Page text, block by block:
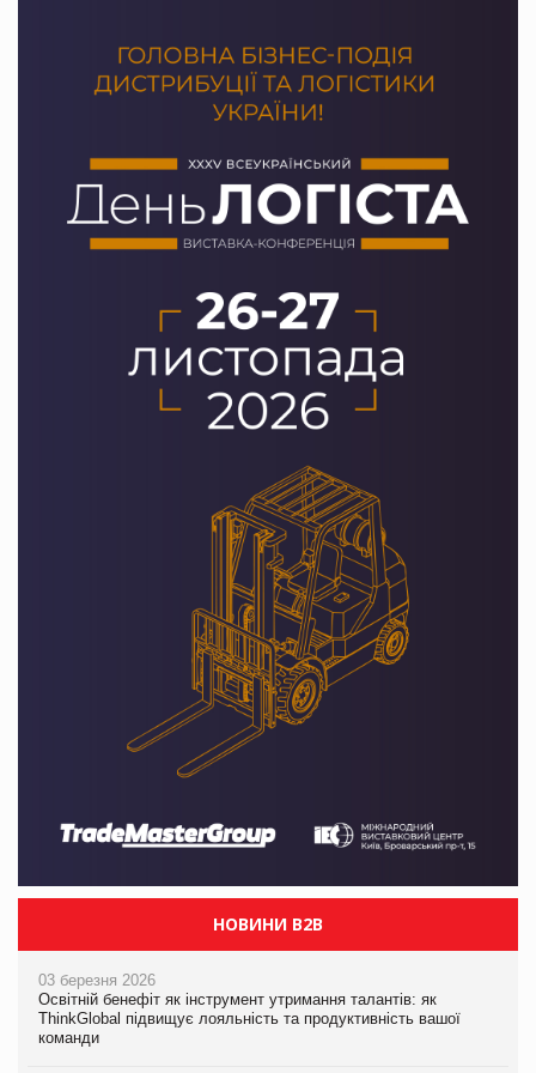
НОВИНИ B2B
03 березня 2026
Освітній бенефіт як інструмент утримання талантів: як
ThinkGlobal підвищує лояльність та продуктивність вашої
команди